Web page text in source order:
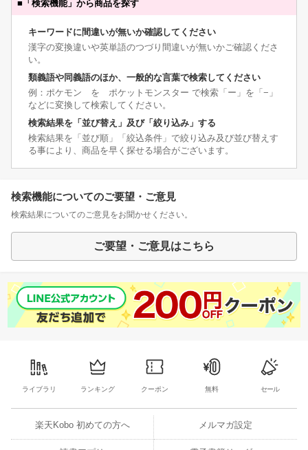
■ 「検索機能」から商品を探す
キーワードに間違いが無いか確認してください
漢字の変換違いや英単語のつづり間違いが無いかご確認くださ
い。
類義語や同義語のほか、一般的な言葉で検索してください
例：ポケモン を ポケットモンスター で検索「ー」を「−」
などに変換して検索してください。
検索結果を「並び替え」及び「絞り込み」する
検索結果を「並び順」「絞込条件」で絞り込み及び並び替えす
る事により、商品を早く探せる場合がございます。
検索機能についてのご要望・ご意見
検索結果についてのご意見をお聞かせください。
ご要望・ご意見はこちら
ライブラリ ランキング クーポン 無料 セール
楽天Kobo 初めての方へ メルマガ設定